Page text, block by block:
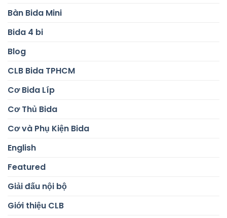
Bàn Bida Mini
Bida 4 bi
Blog
CLB Bida TPHCM
Cơ Bida Líp
Cơ Thủ Bida
Cơ và Phụ Kiện Bida
English
Featured
Giải đấu nội bộ
Giới thiệu CLB